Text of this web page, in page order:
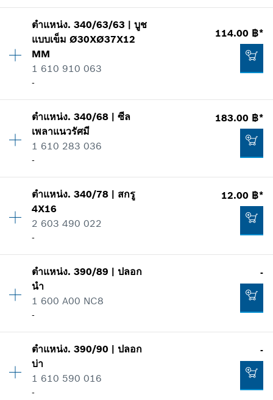
เพิ่มในตะกร้าสินค้า
-
รายการการใช้
แสดงในรูป
51.00 ฿*
ราคาทั้งหมดไม่รวมภาษีมูลค่าเพิ่ม
ปริมาณ 1
ราคากลุ่ม:-
รายการการใช้
ตำแหน่ง.340/63/63 |บูช
แบบเข็ม Ø30XØ37X12
MM
1 610 910 063
-
114.00 ฿*
ราคากลุ่ม:18
ข้อมูลชิ้นส่วนอะไหล่
ตำแหน่ง.340/68 |ซีล
เพลาแนวรัศมี
1 610 283 036
-
183.00 ฿*
ปริมาณ 1
ราคากลุ่ม
ข้อมูลชิ้นส่วนอะไหล่
แสดงในรูป
183.00 ฿*
ราคาทั้งหมดไม่รวมภาษีมูลค่าเพิ่ม
ตำแหน่ง.340/78 | สกรู
4X16
2 603 490 022
-
12.00 ฿*
ปริมาณ 3
ราคากลุ่ม
ข้อมูลชิ้นส่วนอะไหล่
แสดงในรูป
ตำแหน่ง.390/89 |ปลอก
นำ
1 600 A00 NC8
-
-
ปริมาณ 1
ราคากลุ่ม
ข้อมูลชิ้นส่วนอะไหล่
ตำแหน่ง.390/90 |ปลอก
บ่า
1 610 590 016
-
-